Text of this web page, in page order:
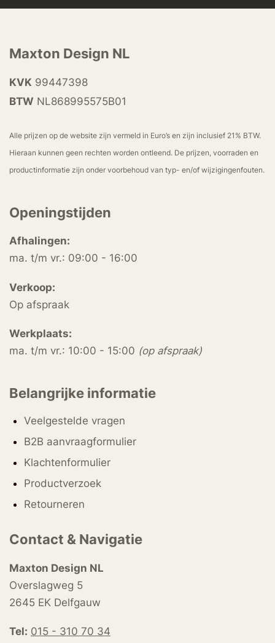
Maxton Design NL
KVK 99447398
BTW NL868995575B01
Alle prijzen op de website zijn vermeld in Euro’s en zijn inclusief 21% BTW.
Hieraan kunnen geen rechten worden ontleend. De prijzen, voorraden en
productinformatie zijn onder voorbehoud van typ- en/of wijzigingenfouten.
Openingstijden
Afhalingen:
ma. t/m vr.: 09:00 - 16:00
Verkoop:
Op afspraak
Werkplaats:
ma. t/m vr.: 10:00 - 15:00 (op afspraak)
Belangrijke informatie
Veelgestelde vragen
B2B aanvraagformulier
Klachtenformulier
Productverzoek
Retourneren
Contact & Navigatie
Maxton Design NL
Overslagweg 5
2645 EK Delfgauw
Tel: 015 - 310 70 34